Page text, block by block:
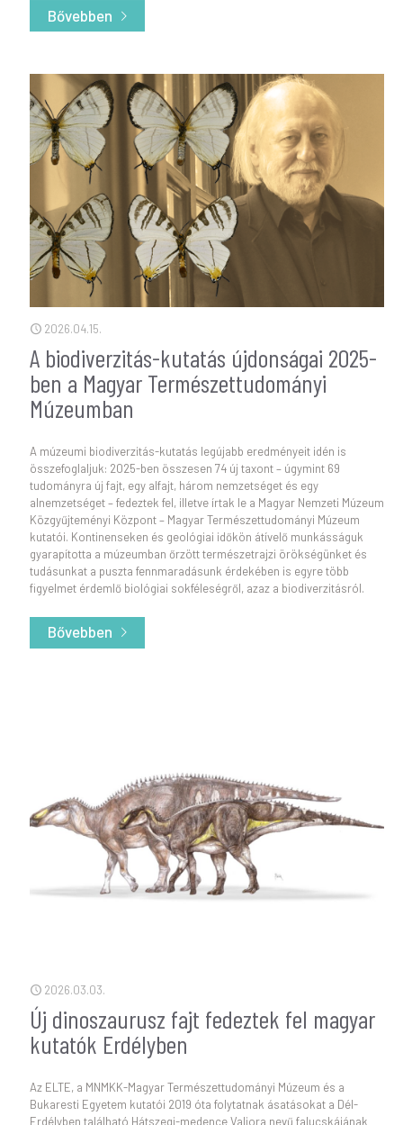
Bővebben
- Konferenciáink háttéranyagai 2024-2026
2026.04.15.
A biodiverzitás-kutatás újdonságai 2025-
ben a Magyar Természettudományi
Múzeumban
A múzeumi biodiverzitás-kutatás legújabb eredményeit idén is
összefoglaljuk: 2025-ben összesen 74 új taxont – úgymint 69
tudományra új fajt, egy alfajt, három nemzetséget és egy
alnemzetséget – fedeztek fel, illetve írtak le a Magyar Nemzeti Múzeum
Közgyűjteményi Központ – Magyar Természettudományi Múzeum
kutatói. Kontinenseken és geológiai időkön átívelő munkásságuk
gyarapította a múzeumban őrzött természetrajzi örökségünket és
tudásunkat a puszta fennmaradásunk érdekében is egyre több
figyelmet érdemlő biológiai sokféleségről, azaz a biodiverzitásról.
Bővebben
- A biodiverzitás-kutatás újdonságai 2025-ben
2026.03.03.
Új dinoszaurusz fajt fedeztek fel magyar
kutatók Erdélyben
Az ELTE, a MNMKK-Magyar Természettudományi Múzeum és a
Bukaresti Egyetem kutatói 2019 óta folytatnak ásatásokat a Dél-
Erdélyben található Hátszegi-medence Valiora nevű falucskájának